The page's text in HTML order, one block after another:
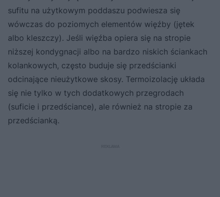
sufitu na użytkowym poddaszu podwiesza się
wówczas do poziomych elementów więźby (jętek
albo kleszczy). Jeśli więźba opiera się na stropie
niższej kondygnacji albo na bardzo niskich ściankach
kolankowych, często buduje się przedścianki
odcinające nieużytkowe skosy. Termoizolację układa
się nie tylko w tych dodatkowych przegrodach
(suficie i przedściance), ale również na stropie za
przedścianką.